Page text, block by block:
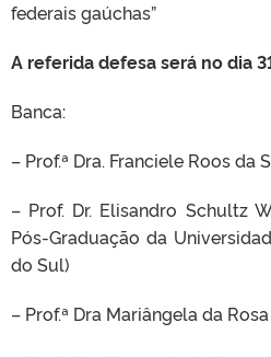
federais gaúchas”
A referida defesa será no dia
Banca:
– Prof.ª Dra. Franciele Roos da
– Prof. Dr. Elisandro Schultz
Pós-Graduação da
do Sul)
– Prof.ª Dra Mariângela da